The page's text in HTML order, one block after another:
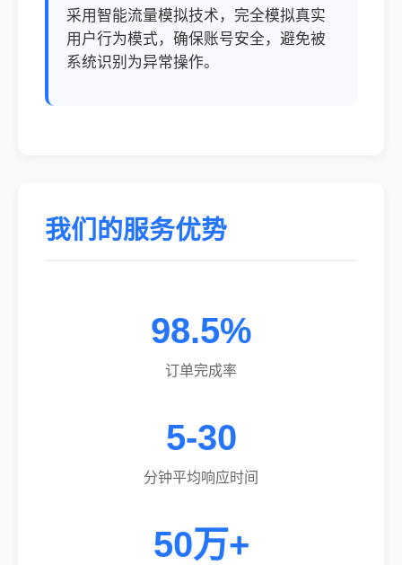
采用智能流量模拟技术，完全模拟真实
用户行为模式，确保账号安全，避免被
系统识别为异常操作。
我们的服务优势
98.5%
订单完成率
5-30
分钟平均响应时间
50万+